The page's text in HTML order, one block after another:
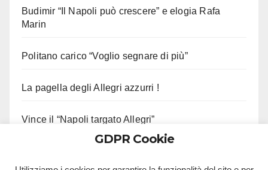
Budimir “Il Napoli può crescere” e elogia Rafa
Marin
Politano carico “Voglio segnare di più”
La pagella degli Allegri azzurri !
Vince il “Napoli targato Allegri”
GDPR Cookie